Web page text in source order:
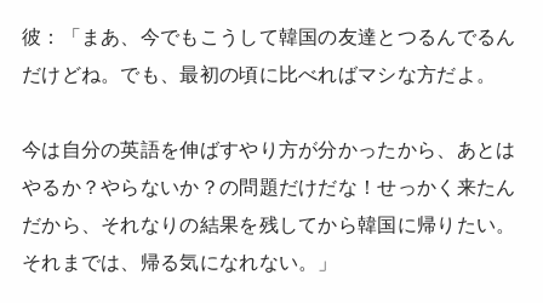
彼：「まあ、今でもこうして韓国の友達とつるんでるん
だけどね。でも、最初の頃に比べればマシな方だよ。
今は自分の英語を伸ばすやり方が分かったから、あとは
やるか？やらないか？の問題だけだな！せっかく来たん
だから、それなりの結果を残してから韓国に帰りたい。
それまでは、帰る気になれない。」